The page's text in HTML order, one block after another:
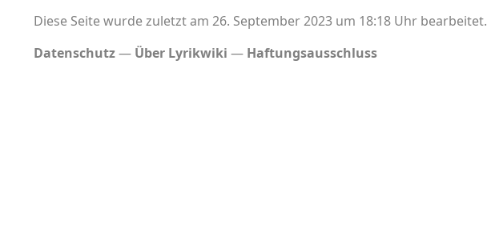
Diese Seite wurde zuletzt am 26. September 2023 um 18:18 Uhr bearbeitet.
Datenschutz
Über Lyrikwiki Haftungsausschluss